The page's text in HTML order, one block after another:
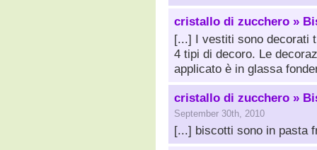
cristallo di zucchero »
[...] I vestiti sono decorati
4 tipi di decoro. Le
applicato è in glassa
cristallo di zucchero »
September 30th, 2010
[...] biscotti sono in pasta